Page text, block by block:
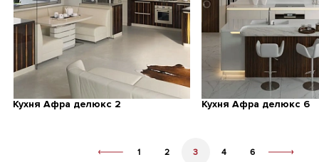
Кухня Афра делюкс 2 Кухня Афра делюкс 6
1 2 3 4 6